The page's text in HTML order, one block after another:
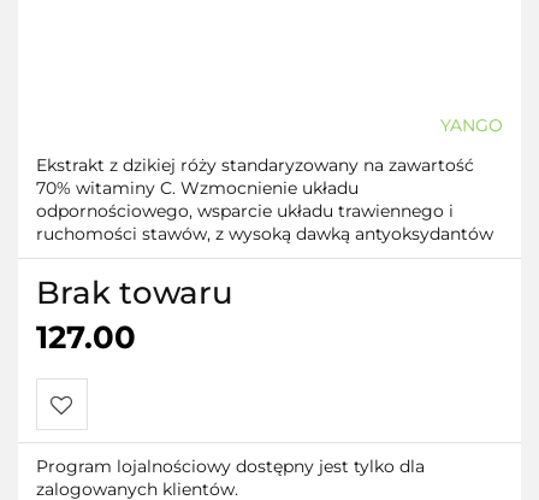
YANGO
Ekstrakt z dzikiej róży standaryzowany na zawartość
70% witaminy C. Wzmocnienie układu
odpornościowego, wsparcie układu trawiennego i
ruchomości stawów, z wysoką dawką antyoksydantów
Brak towaru
127.00
Do
Program lojalnościowy dostępny jest tylko dla
zalogowanych klientów.